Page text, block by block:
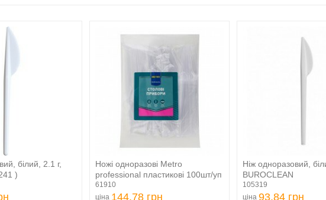
білий, 2.1 г,
)
Ножі одноразові Metro
professional пластикові 100шт/уп
61910
ціна 144,78 грн
Ніж одноразовий,
BUROCLEAN
105319
ціна 93,84 грн